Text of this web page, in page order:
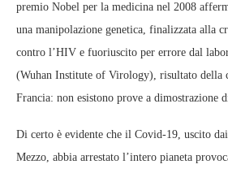
premio Nobel per la medicina nel 2008
una manipolazione genetica, finalizzata alla
contro l’HIV e fuoriuscito per errore dal
(Wuhan Institute of Virology), risultato della
Francia: non esistono prove a dimostrazione
Di certo è evidente che il Covid-19, uscito
Mezzo, abbia arrestato l’intero pianeta